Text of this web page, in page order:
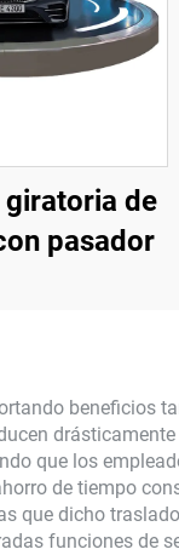
de
pasador
beneficios
que los
de tiempo
que dicho
funciones de